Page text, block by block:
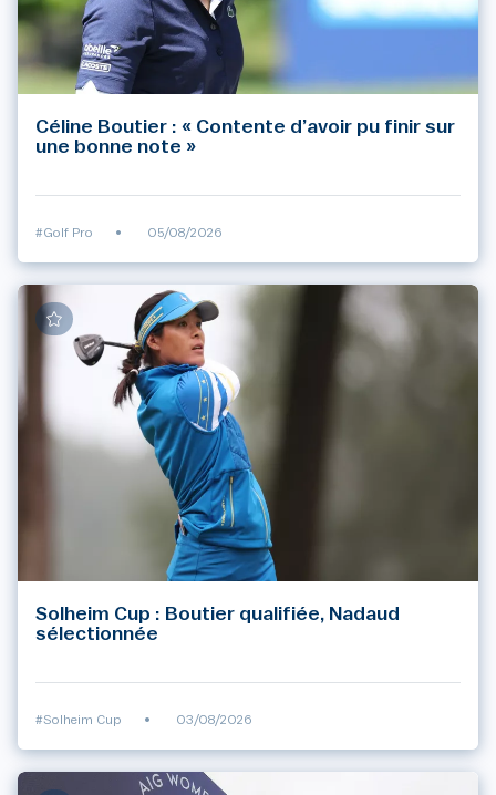
Céline Boutier : « Contente d’avoir pu finir sur
une bonne note »
#Golf Pro • 05/08/2026
Solheim Cup : Boutier qualifiée, Nadaud
sélectionnée
#Solheim Cup • 03/08/2026